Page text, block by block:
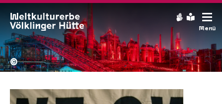
Menü
Addam Yekutieli
Hochofengruppe in Rot
Copyright:
©